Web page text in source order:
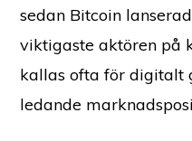
sedan Bitcoin
viktigaste aktören på
kallas ofta för digitalt
ledande